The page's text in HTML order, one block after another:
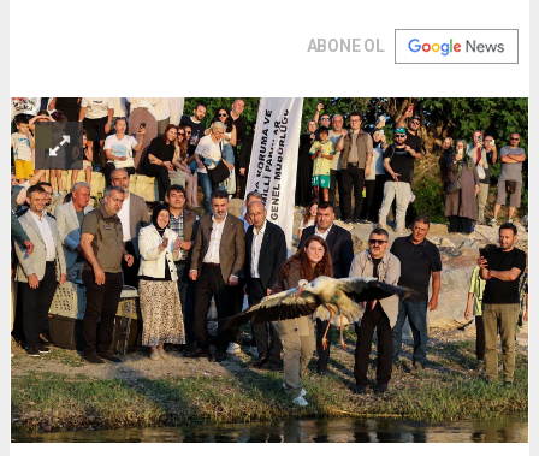
ABONE OL